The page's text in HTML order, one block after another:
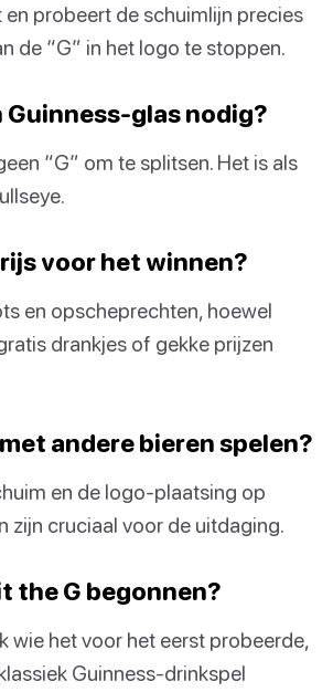
en probeert de schuimlijn precies
de “G” in het logo te stoppen.
Guinness-glas nodig?
“G” om te splitsen. Het is als
voor het winnen?
en opscheprechten, hoewel
drankjes of gekke prijzen
andere bieren spelen?
en de logo-plaatsing op
zijn cruciaal voor de uitdaging.
the G begonnen?
wie het voor het eerst probeerde,
Guinness-drinkspel